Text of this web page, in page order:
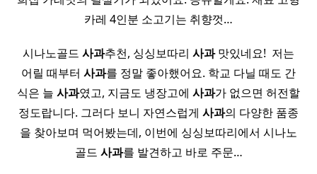
카레 4인분 소고기는 취향껏…
시나노골드 사과추천, 싱싱보따리 사과맛있네요! ​ 저는
어릴 때부터 사과를 정말 좋아했어요. 학교 다닐 때도 간
식은 늘 사과였고, 지금도 냉장고에 사과가 없으면 허전할
정도랍니다. 그러다 보니 자연스럽게 사과의 다양한 품종
을 찾아보며 먹어봤는데, 이번에 싱싱보따리에서 시나노
골드 사과를 발견하고 바로 주문…